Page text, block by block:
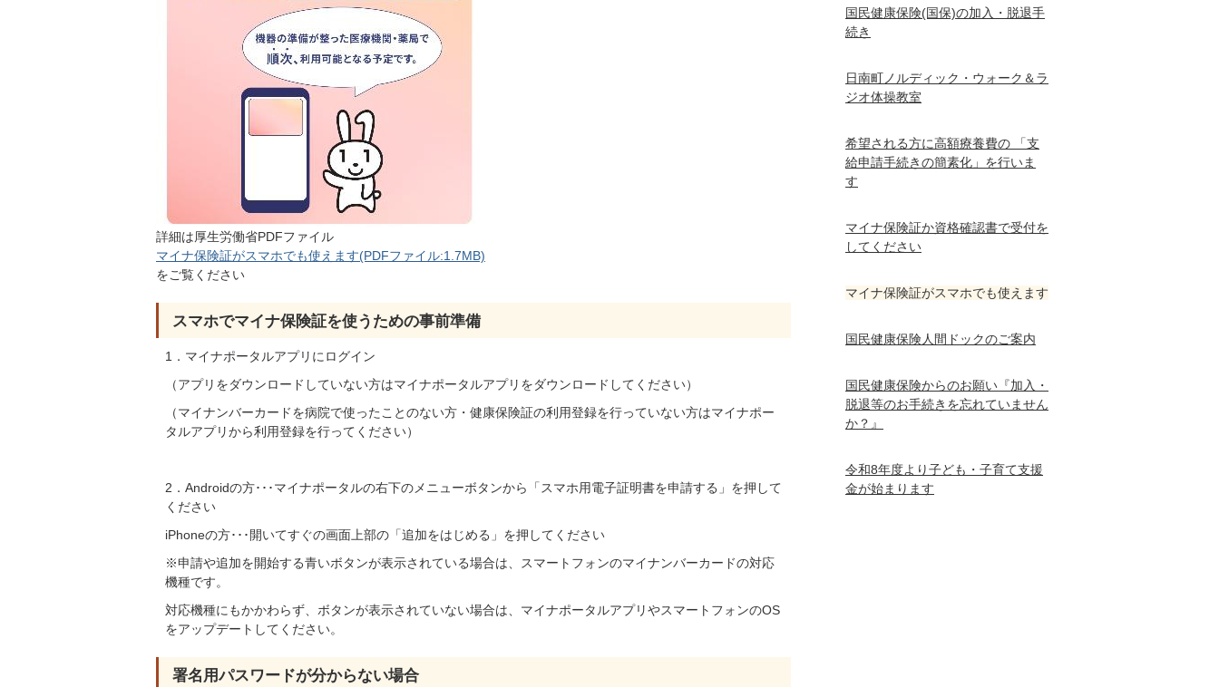
詳細は厚生労働省PDFファイル
マイナ保険証がスマホでも使えます(PDFファイル:1.7MB)
をご覧ください
スマホでマイナ保険証を使うための事前準備
1．マイナポータルアプリにログイン
（アプリをダウンロードしていない方はマイナポータルアプリをダウンロードしてください）
（マイナンバーカードを病院で使ったことのない方・健康保険証の利用登録を行っていない方はマイナポー
タルアプリから利用登録を行ってください）
2．Androidの方･･･マイナポータルの右下のメニューボタンから「スマホ用電子証明書を申請する」を押して
ください
iPhoneの方･･･開いてすぐの画面上部の「追加をはじめる」を押してください
※申請や追加を開始する青いボタンが表示されている場合は、スマートフォンのマイナンバーカードの対応
機種です。
対応機種にもかかわらず、ボタンが表示されていない場合は、マイナポータルアプリやスマートフォンのOS
をアップデートしてください。
署名用パスワードが分からない場合
国民健康保険(国保)の加入・脱退手
続き
日南町ノルディック・ウォーク＆ラ
ジオ体操教室
希望される方に高額療養費の 「支
給申請手続きの簡素化」を行いま
す
マイナ保険証か資格確認書で受付を
してください
マイナ保険証がスマホでも使えます
国民健康保険人間ドックのご案内
国民健康保険からのお願い『加入・
脱退等のお手続きを忘れていません
か？』
令和8年度より子ども・子育て支援
金が始まります